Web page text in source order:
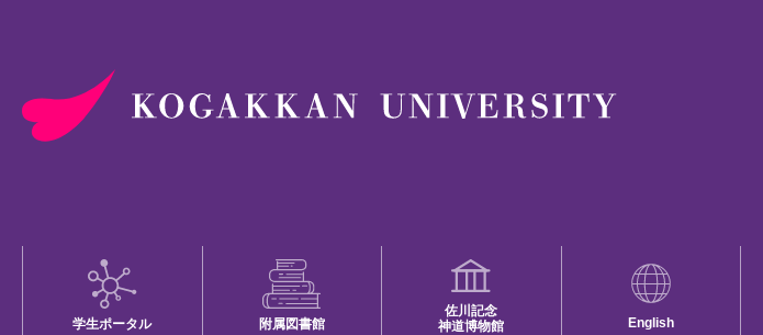
学生ポータル 附属図書館
佐川記念
神道博物館
English